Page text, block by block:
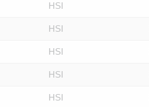
HSI
HSI
HSI
HSI
HSI